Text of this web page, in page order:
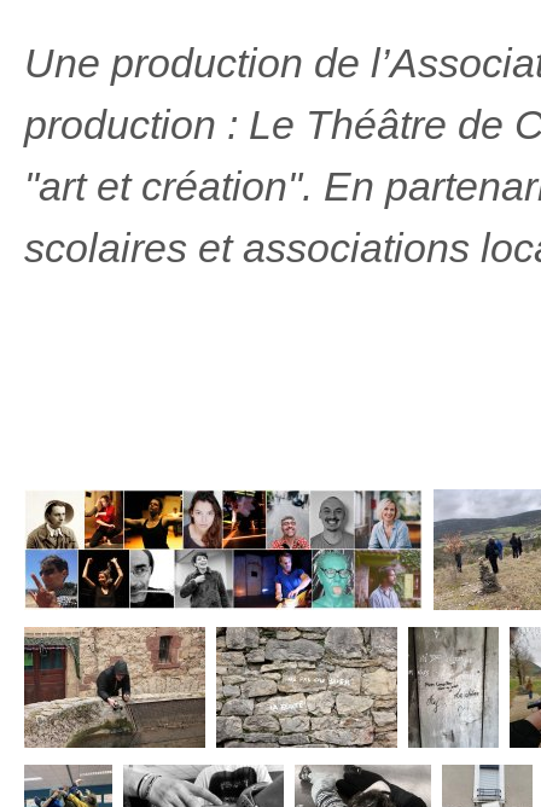
Une production de
production : Le Théâtre de
"art et création". En
scolaires et associations